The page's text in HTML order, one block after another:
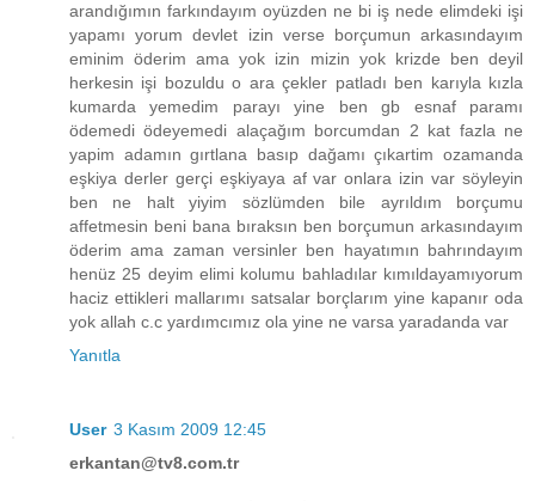
arandığımın farkındayım oyüzden ne bi iş nede elimdeki işi
yapamı yorum devlet izin verse borçumun arkasındayım
eminim öderim ama yok izin mizin yok krizde ben deyil
herkesin işi bozuldu o ara çekler patladı ben karıyla kızla
kumarda yemedim parayı yine ben gb esnaf paramı
ödemedi ödeyemedi alaçağım borcumdan 2 kat fazla ne
yapim adamın gırtlana basıp dağamı çıkartim ozamanda
eşkiya derler gerçi eşkiyaya af var onlara izin var söyleyin
ben ne halt yiyim sözlümden bile ayrıldım borçumu
affetmesin beni bana bıraksın ben borçumun arkasındayım
öderim ama zaman versinler ben hayatımın bahrındayım
henüz 25 deyim elimi kolumu bahladılar kımıldayamıyorum
haciz ettikleri mallarımı satsalar borçlarım yine kapanır oda
yok allah c.c yardımcımız ola yine ne varsa yaradanda var
Yanıtla
User 3 Kasım 2009 12:45
erkantan@tv8.com.tr